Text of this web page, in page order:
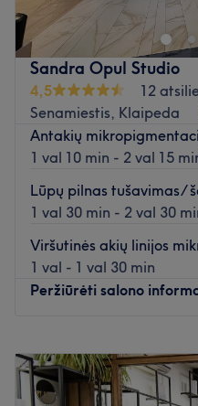
Atidaryti
Sandra Opul Studio
4,5
12
Senamiestis, Klaipeda
Antakių
1 val 10 min - 2 val 15
Lūpų pilnas tušavimas/
1 val 30 min - 2 val 30
Viršutinės akių linijos
1 val - 1 val 30 min
Peržiūrėti salono
Antradienis
Trečiadienis